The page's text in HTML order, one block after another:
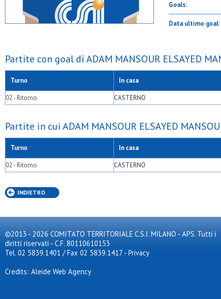
Goals:
Data ultimo goal:
Partite con goal di ADAM MANSOUR ELSAYED
Turno In casa
02 - Ritorno CASTERNO
Partite in cui ADAM MANSOUR ELSAYED
Turno In casa
02 - Ritorno CASTERNO
INDIETRO
©2013 - 2026 COMITATO TERRITORIALE C.S.I. MILANO - APS. Tutti i
diritti riservati - C.F. 80110610153
Tel. 02 5839.1401 / Fax 02 5839.1417 - Privacy
Credits: Aleide Web Agency